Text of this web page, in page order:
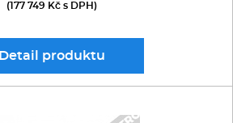
(177 749 Kč s DPH)
Detail produktu